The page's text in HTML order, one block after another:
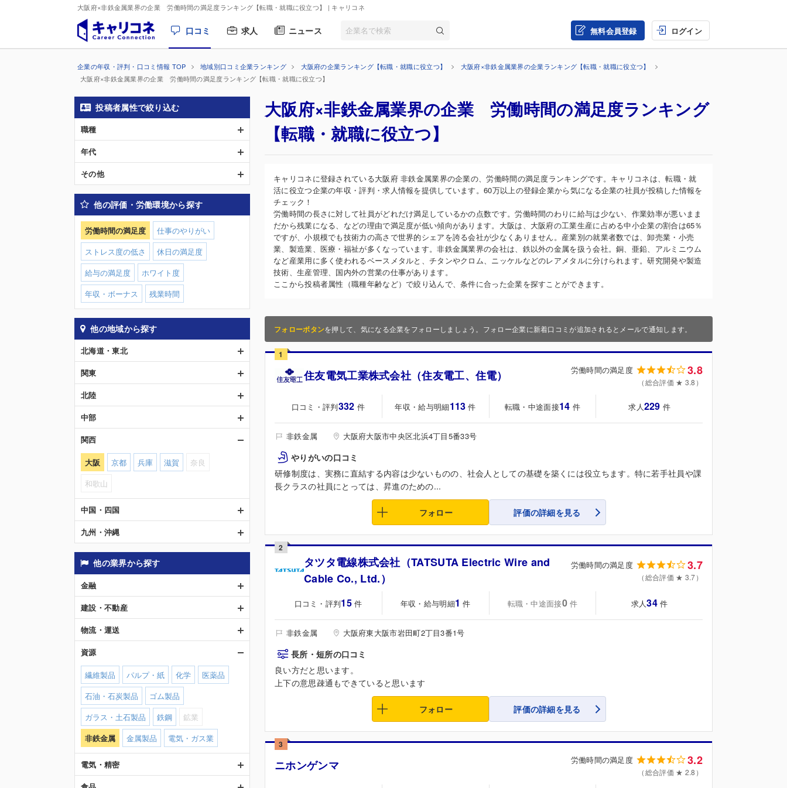
大阪府×非鉄金属業界の企業 労働時間の満足度ランキング【転職・就職に役立つ】 | キャリコネ
口コミ 求人 ニュース 無料会員登録 ログイン
企業の年収・評判・口コミ情報 TOP 地域別口コミ企業ランキング 大阪府の企業ランキング【転職・就職に役立つ】
大阪府×非鉄金属業界の企業ランキング【転職・就職に役立つ】
大阪府×非鉄金属業界の企業 労働時間の満足度ランキング【転職・就職に役立つ】
大阪府×非鉄金属業界の企業 労働時間の満足度ランキング
【転職・就職に役立つ】
キャリコネに登録されている大阪府 非鉄金属業界の企業の、労働時間の満足度ランキングです。キャリコネは、転職・就
活に役立つ企業の年収・評判・求人情報を提供しています。60万以上の登録企業から気になる企業の社員が投稿した情報を
チェック！
労働時間の長さに対して社員がどれだけ満足しているかの点数です。労働時間のわりに給与は少ない、作業効率が悪いまま
だから残業になる、などの理由で満足度が低い傾向があります。大阪は、大阪府の工業生産に占める中小企業の割合は65％
ですが、小規模でも技術力の高さで世界的シェアを誇る会社が少なくありません。産業別の就業者数では、卸売業・小売
業、製造業、医療・福祉が多くなっています。非鉄金属業界の会社は、鉄以外の金属を扱う会社。銅、亜鉛、アルミニウム
など産業用に多く使われるベースメタルと、チタンやクロム、ニッケルなどのレアメタルに分けられます。研究開発や製造
技術、生産管理、国内外の営業の仕事があります。
ここから投稿者属性（職種年齢など）で絞り込んで、条件に合った企業を探すことができます。
フォローボタンを押して、気になる企業をフォローしましょう。フォロー企業に新着口コミが追加されるとメールで通知します。
1
住友電気工業株式会社（住友電工、住電） 労働時間の満足度 3.8
（総合評価 ★ 3.8）
口コミ・評判332 件 年収・給与明細113 件 転職・中途面接14 件 求人229 件
非鉄金属 大阪府大阪市中央区北浜4丁目5番33号
やりがいの口コミ
研修制度は、実務に直結する内容は少ないものの、社会人としての基礎を築くには役立ちます。特に若手社員や課
長クラスの社員にとっては、昇進のための...
フォロー 評価の詳細を見る
2
タツタ電線株式会社（TATSUTA Electric Wire and
Cable Co., Ltd.）
労働時間の満足度 3.7
（総合評価 ★ 3.7）
口コミ・評判15 件 年収・給与明細1 件 転職・中途面接0 件 求人34 件
非鉄金属 大阪府東大阪市岩田町2丁目3番1号
長所・短所の口コミ
良い方だと思います。
上下の意思疎通もできていると思います
フォロー 評価の詳細を見る
3
ニホンゲンマ 労働時間の満足度 3.2
（総合評価 ★ 2.8）
投稿者属性で絞り込む
職種
年代
その他
他の評価・労働環境から探す
労働時間の満足度
仕事のやりがい
ストレス度の低さ
休日の満足度
給与の満足度
ホワイト度
年収・ボーナス
残業時間
他の地域から探す
北海道・東北
関東
北陸
中部
関西
大阪 京都 兵庫 滋賀
奈良
和歌山
中国・四国
九州・沖縄
他の業界から探す
金融
建設・不動産
物流・運送
資源
繊維製品 パルプ・紙 化学
医薬品
石油・石炭製品
ゴム製品
ガラス・土石製品
鉄鋼
鉱業
非鉄金属
金属製品 電気・ガス業
電気・精密